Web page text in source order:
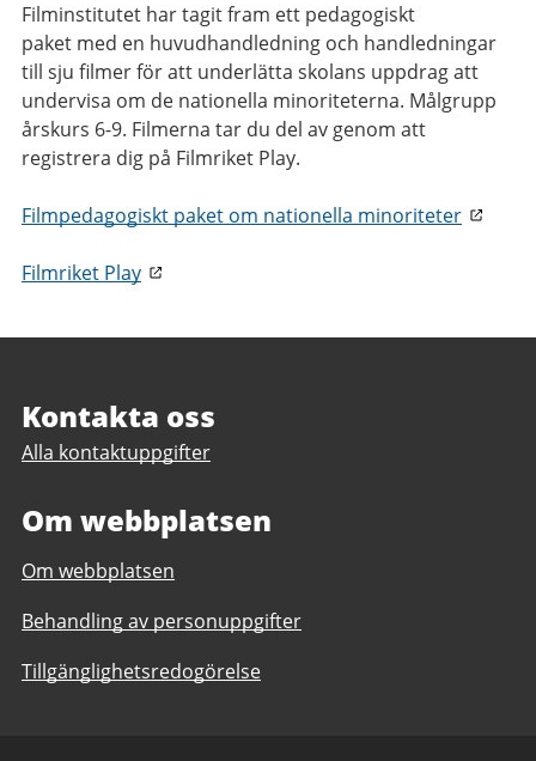
Filminstitutet har tagit fram ett pedagogiskt
paket med en huvudhandledning och handledningar
till sju filmer för att underlätta skolans uppdrag att
undervisa om de nationella minoriteterna. Målgrupp
årskurs 6-9. Filmerna tar du del av genom att
registrera dig på Filmriket Play.
Filmpedagogiskt paket om nationella minoriteter
Filmriket Play
Kontakta oss
Alla kontaktuppgifter
Om webbplatsen
Om webbplatsen
Behandling av personuppgifter
Tillgänglighetsredogörelse